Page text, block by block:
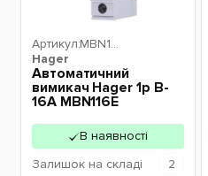
Hager
Артикул:MBN11
Автоматичний
вимикач Hager 1p B-
16A MBN116E
В наявності
Залишок на складі 2